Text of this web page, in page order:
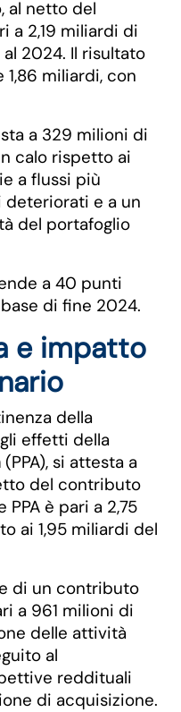
al netto del
a 2,19 miliardi di
2024. Il risultato
miliardi, con
a 329 milioni di
calo rispetto ai
a flussi più
e a un
del portafoglio
a 40 punti
di fine 2024.
e impatto
della
effetti della
(PPA), si attesta a
del contributo
è pari a 2,75
ai 1,95 miliardi del
di un contributo
a 961 milioni di
delle attività
al
reddituali
di acquisizione.